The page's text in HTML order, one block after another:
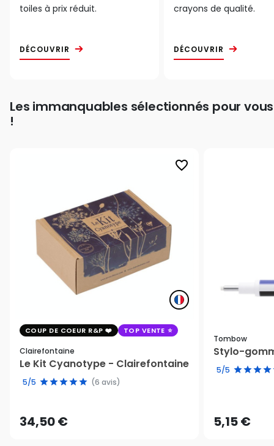
toiles à prix réduit.
DÉCOUVRIR
crayons de qualité.
DÉCOUVRIR
Les immanquables sélectionnés pour vous
!
favorite_border
COUP DE COEUR R&P TOP VENTE
Clairefontaine
Le Kit Cyanotype - Clairefontaine
5/5 (6 avis)
34,50 €
Tombow
Stylo-
5/5
5,15 €